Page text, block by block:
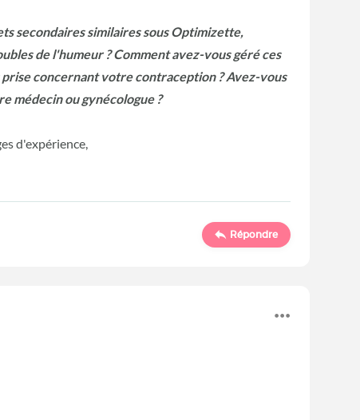
secondaires similaires sous Optimizette,
de l'humeur ? Comment avez-vous géré ces
concernant votre contraception ? Avez-vous
médecin ou gynécologue ?
d'expérience,
Répondre